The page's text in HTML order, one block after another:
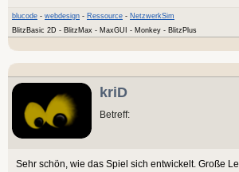
blucode - webdesign - Ressource - NetzwerkSim
BlitzBasic 2D - BlitzMax - MaxGUI - Monkey - BlitzPlus
kriD
Betreff:
Sehr schön, wie das Spiel sich entwickelt. Große